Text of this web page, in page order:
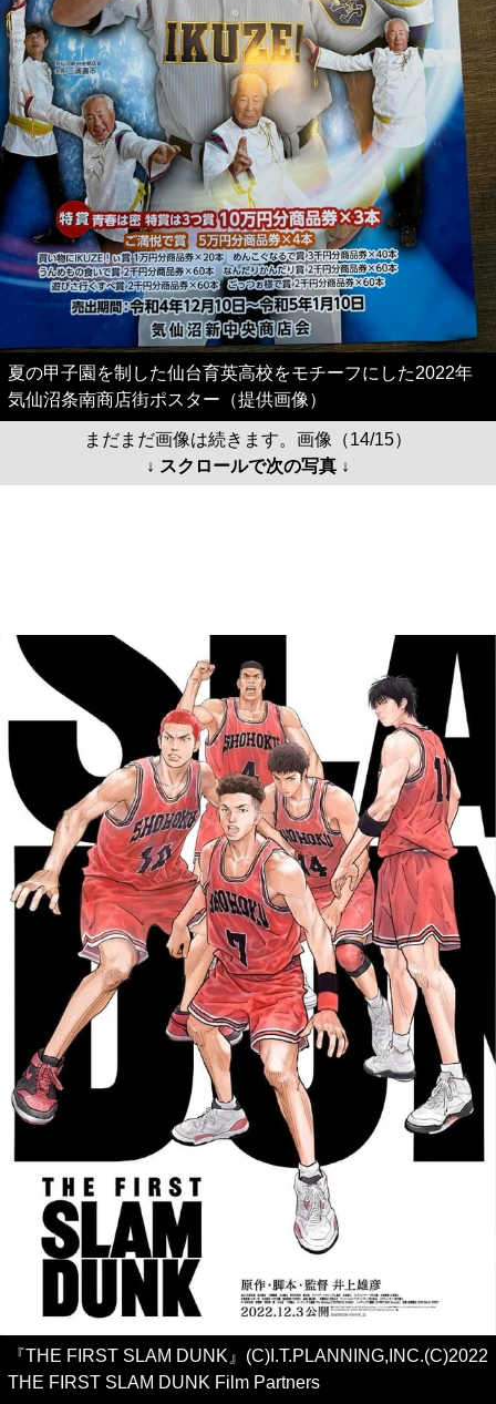
夏の甲子園を制した仙台育英高校をモチーフにした2022年
気仙沼条南商店街ポスター（提供画像）
まだまだ画像は続きます。画像（14/15）
↓ スクロールで次の写真 ↓
『THE FIRST SLAM DUNK』(C)I.T.PLANNING,INC.(C)2022
THE FIRST SLAM DUNK Film Partners